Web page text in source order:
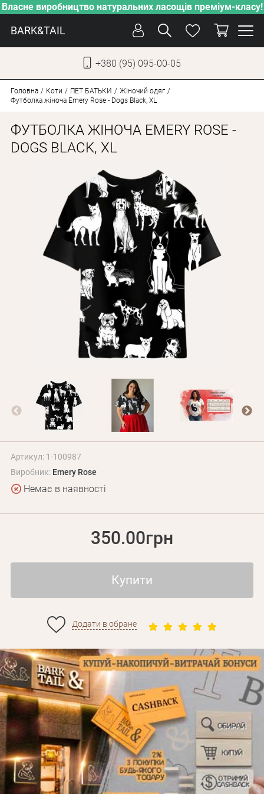
Власне виробництво натуральних ласощів преміум-класу!
BARK&TAIL
+380 (95) 095-00-05
СОБАКИ
ВЛАСНЕ ВИРОБНИЦТВО
НОВИНКИ
АКЦІЇ
БЛОГ
Оплата і доставка
Програма лояльності
Про Нас
Оптовим клієнтам
Контакти
+380 (95) 095-00-05
Головна Коти ПЕT БАТЬКИ
Жіночий одяг
Футболка жіноча Emery Rose - Dogs Black, XL
ФУТБОЛКА ЖІНОЧА EMERY ROSE -
DOGS BLACK, XL
Артикул: 1-100987
Виробник: Emery Rose
Немає в наявності
350.00грн
Купити
Додати в обране